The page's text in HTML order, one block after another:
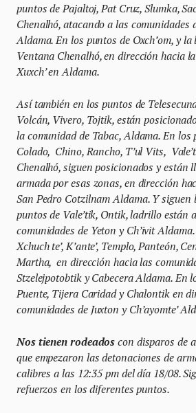
puntos de Pajaltoj, Pat Cruz, Slumka,
Chenalhó, atacando a las comunidades
Aldama. En los puntos de Oxch’om, y
Ventana Chenalhó, en dirección hacia
Xuxch’ en Aldama.
Así también en los puntos de
Volcán, Vivero, Tojtik, están
la comunidad de Tabac, Aldama. En los
Colado, Chino, Rancho, T’ul Vits,
Chenalhó, siguen posicionados y están
armada por esas zonas, en dirección
San Pedro Cotzilnam Aldama. Y siguen
puntos de Vale’tik, Ontik, ladrillo están
comunidades de Yeton y Ch’ivit
Xchuch te’, K’ante’, Templo, Panteón,
Martha, en dirección hacia las
Stzelejpotobtik y Cabecera Aldama. En
Puente, Tijera Caridad y Chalontik en
comunidades de Juxton y Ch’ayomte’
Nos tienen rodeadoscon disparos de
que empezaron las detonaciones de
calibres a las 12:35 pm del día 18/08.
refuerzos en los diferentes puntos.